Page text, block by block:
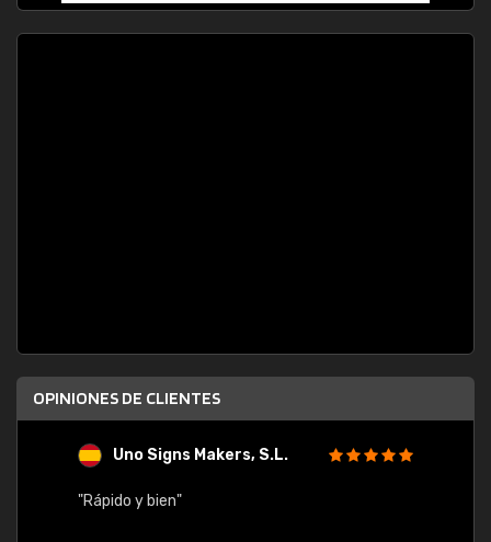
OPINIONES DE CLIENTES
Uno Signs Makers, S.L.
"Rápido y bien"